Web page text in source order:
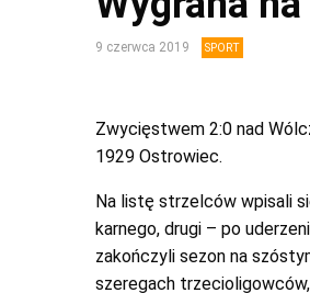
9 czerwca 2019 SPORT
Zwycięstwem 2:0 nad
1929 Ostrowiec.
Na listę strzelców wpisali
karnego, drugi – po
zakończyli sezon na
szeregach